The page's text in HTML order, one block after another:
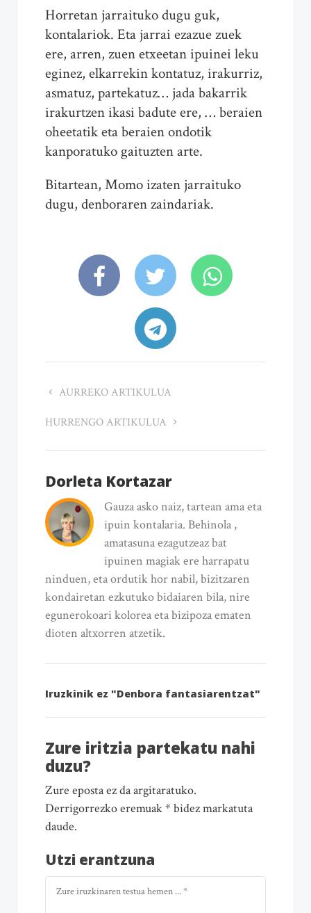
Horretan jarraituko dugu guk,
kontalariok. Eta jarrai ezazue zuek
ere, arren, zuen etxeetan ipuinei leku
eginez, elkarrekin kontatuz, irakurriz,
asmatuz, partekatuz… jada bakarrik
irakurtzen ikasi badute ere, … beraien
oheetatik eta beraien ondotik
kanporatuko gaituzten arte.
Bitartean, Momo izaten jarraituko
dugu, denboraren zaindariak.
AURREKO ARTIKULUA
HURRENGO ARTIKULUA
Dorleta Kortazar
Gauza asko naiz, tartean ama eta
ipuin kontalaria. Behinola ,
amatasuna ezagutzeaz bat
ipuinen magiak ere harrapatu
ninduen, eta ordutik hor nabil, bizitzaren
kondairetan ezkutuko bidaiaren bila, nire
egunerokoari kolorea eta bizipoza ematen
dioten altxorren atzetik.
Iruzkinik ez "Denbora fantasiarentzat"
Zure iritzia partekatu nahi
duzu?
Zure eposta ez da argitaratuko.
Derrigorrezko eremuak * bidez markatuta
daude.
Utzi erantzuna